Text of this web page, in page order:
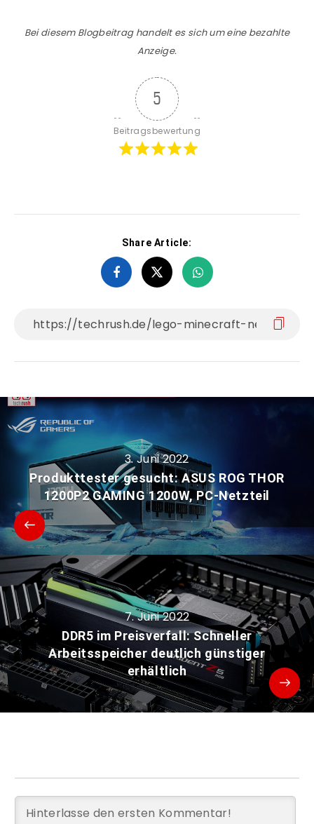
Bei diesem Blogbeitrag handelt es sich um eine bezahlte
Anzeige.
5
Beitragsbewertung
Share Article:
3. Juni 2022
Produkttester gesucht: ASUS ROG THOR
1200P2 GAMING 1200W, PC-Netzteil
7. Juni 2022
DDR5 im Preisverfall: Schneller
Arbeitsspeicher deutlich günstiger
erhältlich